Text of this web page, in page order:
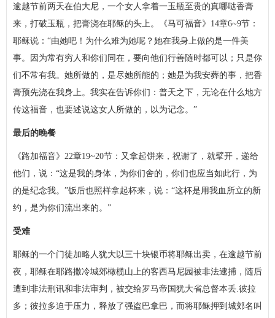
逾越节前两天在伯大尼，一个女人拿着一玉瓶至贵的真哪哒香膏
来，打破玉瓶，把膏浇在耶稣的头上。《马可福音》14章6~9节：
耶稣说：“由她吧！为什么难为她呢？她在我身上做的是一件美
事。因为常有穷人和你们同在，要向他们行善随时都可以；只是你
们不常有我。她所做的，是尽她所能的；她是为我安葬的事，把香
膏预先浇在我身上。我实在告诉你们：普天之下，无论在什么地方
传这福音，也要述说这女人所做的，以为记念。”
最后的晚餐
《路加福音》22章19~20节：又拿起饼来，祝谢了，就擘开，递给
他们，说：“这是我的身体，为你们舍的，你们也应当如此行，为
的是纪念我。”饭后也照样拿起杯来，说：“这杯是用我血所立的新
约，是为你们流出来的。”
受难
耶稣的一个门徒加略人犹大以三十块银币将耶稣出卖，在逾越节前
夜，耶稣在耶路撒冷城郊橄榄山上的客西马尼园被非法逮捕，随后
遭到非法刑讯和非法审判，被交给罗马帝国犹大省总督本丢.彼拉
多；彼拉多迫于压力，释放了强盗巴拿巴，而将耶稣押到城郊名叫